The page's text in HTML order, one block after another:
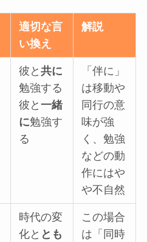
適切な言
い換え
解説
彼と共に
勉強する
彼と一緒
に勉強す
る
「伴に」
は移動や
同行の意
味が強
く、勉強
などの動
作にはや
や不自然
時代の変
化と とも
この場合
は「同時